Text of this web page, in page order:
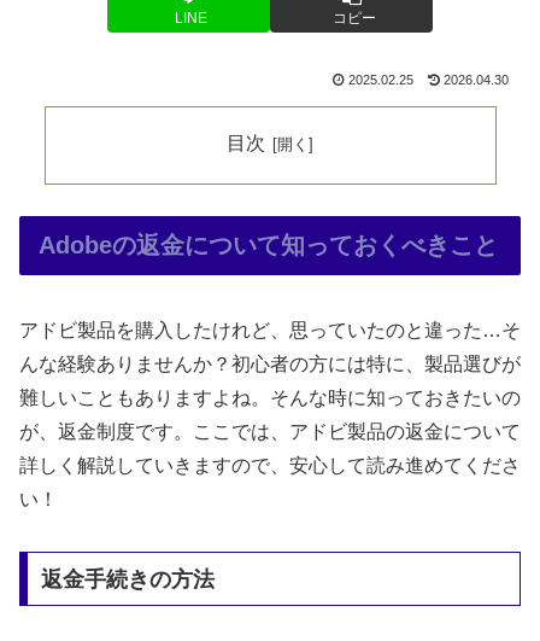
LINE コピー
2025.02.25 2026.04.30
目次
Adobeの返金について知っておくべきこと
アドビ製品を購入したけれど、思っていたのと違った…そ
んな経験ありませんか？初心者の方には特に、製品選びが
難しいこともありますよね。そんな時に知っておきたいの
が、返金制度です。ここでは、アドビ製品の返金について
詳しく解説していきますので、安心して読み進めてくださ
い！
返金手続きの方法